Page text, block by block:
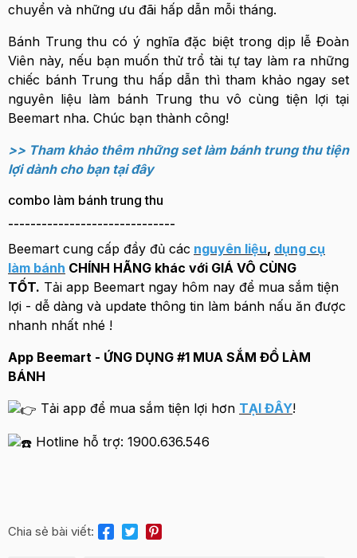
chuyển và những ưu đãi hấp dẫn mỗi tháng.
Bánh Trung thu có ý nghĩa đặc biệt trong dịp lễ Đoàn
Viên này, nếu bạn muốn thử trổ tài tự tay làm ra những
chiếc bánh Trung thu hấp dẫn thì tham khảo ngay set
nguyên liệu làm bánh Trung thu vô cùng tiện lợi tại
Beemart nha. Chúc bạn thành công!
>> Tham khảo thêm những set làm bánh trung thu tiện
lợi dành cho bạn tại đây
combo làm bánh trung thu
------------------------------
Beemart cung cấp đầy đủ các nguyên liệu, dụng cụ
làm bánh CHÍNH HÃNG khác với GIÁ VÔ CÙNG
TỐT. Tải app Beemart ngay hôm nay để mua sắm tiện
lợi - dễ dàng và update thông tin làm bánh nấu ăn được
nhanh nhất nhé !
App Beemart - ỨNG DỤNG #1 MUA SẮM ĐỒ LÀM
BÁNH
Tải app để mua sắm tiện lợi hơn TẠI ĐÂY!
Hotline hỗ trợ: 1900.636.546
Chia sẻ bài viết: